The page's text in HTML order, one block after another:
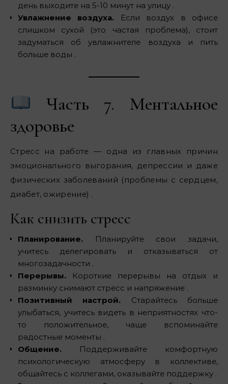
день выходите на 5-10 минут на улицу .
Увлажнение воздуха. Если воздух в офисе
слишком сухой (это частая проблема), стоит
задуматься об увлажнителе воздуха и пить
больше воды .
Часть 7. Ментальное
здоровье
Стресс на работе — одна из главных причин
эмоционального выгорания, депрессии и даже
физических заболеваний (проблемы с сердцем,
диабет, ожирение) .
Как снизить стресс
Планирование. Планируйте свои задачи,
учитесь делегировать и отказываться от
многозадачности .
Перерывы. Короткие перерывы на отдых и
разминку снимают стресс и напряжение .
Позитивный настрой. Старайтесь больше
улыбаться, учитесь видеть в неприятностях что-
то положительное, чаще вспоминайте
радостные моменты .
Общение. Поддерживайте комфортную
психологическую атмосферу в коллективе,
общайтесь с коллегами, оказывайте поддержку .